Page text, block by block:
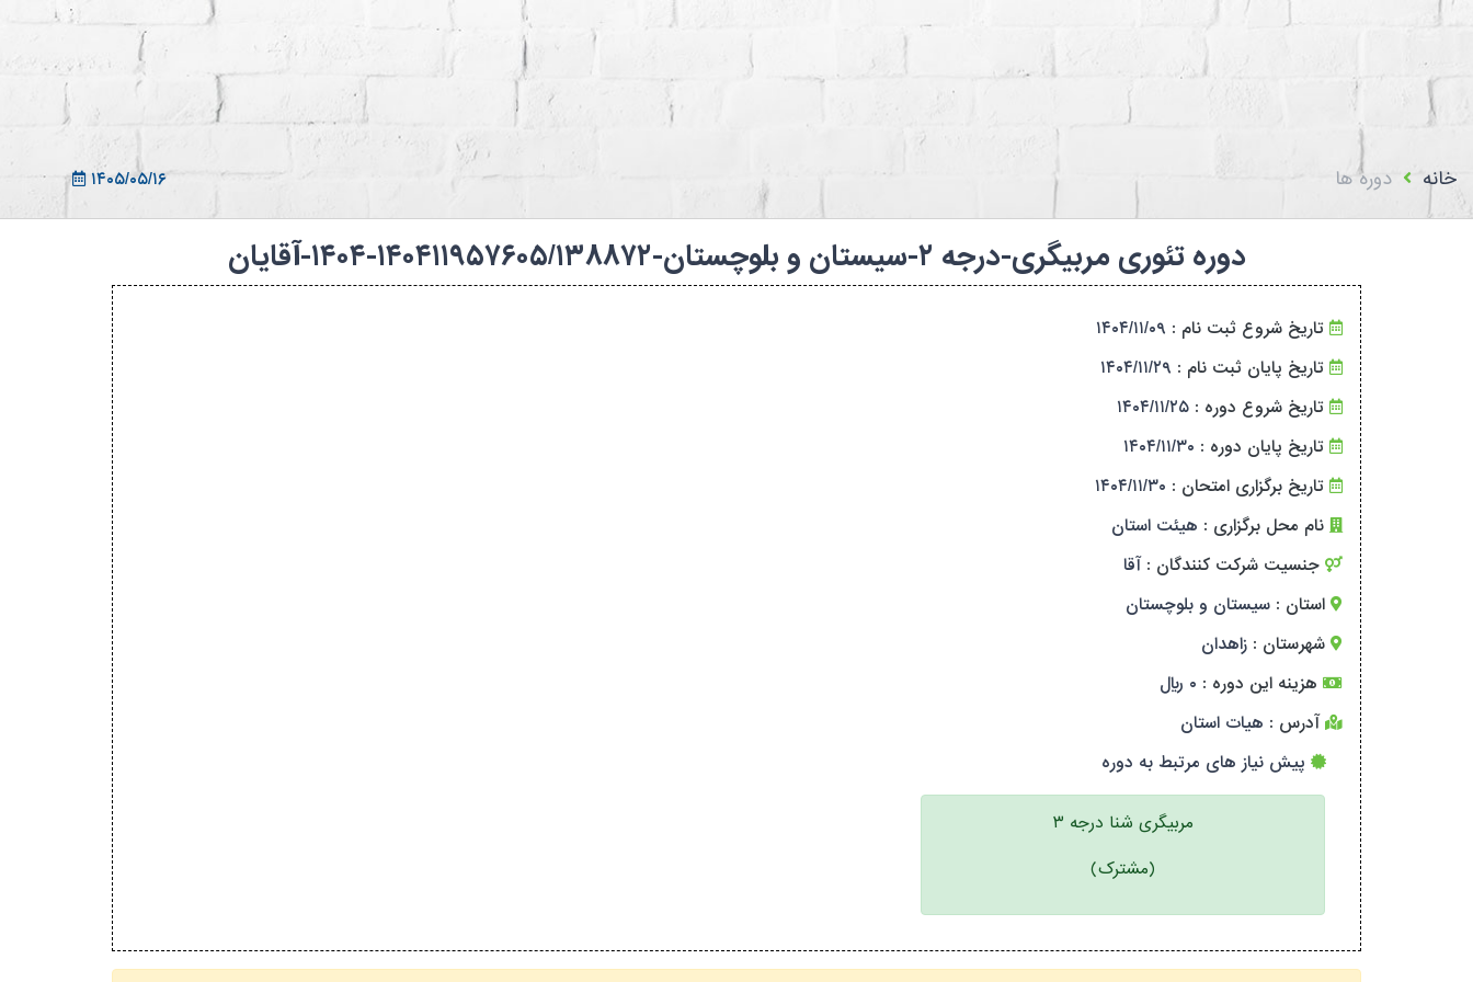
استعلام اعضا بیمه فدراسیون پزشکی سامانه باشگاه های شنا (استخرها) کانال روبیکا فدراسیون
۱۴۰۵/۰۵/۱۶ خانه دوره ها
دوره تئوری مربیگری-درجه ۲-سیستان و بلوچستان-۱۴۰۴۱۱۹۵۷۶۰۵/۱۳۸۸۷۲-۱۴۰۴-آقایان
تاریخ شروع ثبت نام : ۱۴۰۴/۱۱/۰۹
تاریخ پایان ثبت نام : ۱۴۰۴/۱۱/۲۹
تاریخ شروع دوره : ۱۴۰۴/۱۱/۲۵
تاریخ پایان دوره : ۱۴۰۴/۱۱/۳۰
تاریخ برگزاری امتحان : ۱۴۰۴/۱۱/۳۰
نام محل برگزاری : هیئت استان
جنسیت شرکت کنندگان : آقا
استان : سیستان و بلوچستان
شهرستان : زاهدان
هزینه این دوره : ۰ ریال
آدرس : هیات استان
پیش نیاز های مرتبط به دوره
مربیگری شنا درجه ۳
(مشترک)